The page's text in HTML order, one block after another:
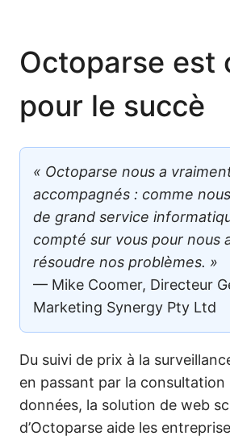
Octoparse est
pour le succè
« Octoparse nous a
accompagnés : comme
de grand service
compté sur vous pour nous
résoudre nos problèmes. »
— Mike Coomer, Directeur
Marketing Synergy Pty Ltd
Du suivi de prix à la
en passant par la consultation
données, la solution de web
d’Octoparse aide les